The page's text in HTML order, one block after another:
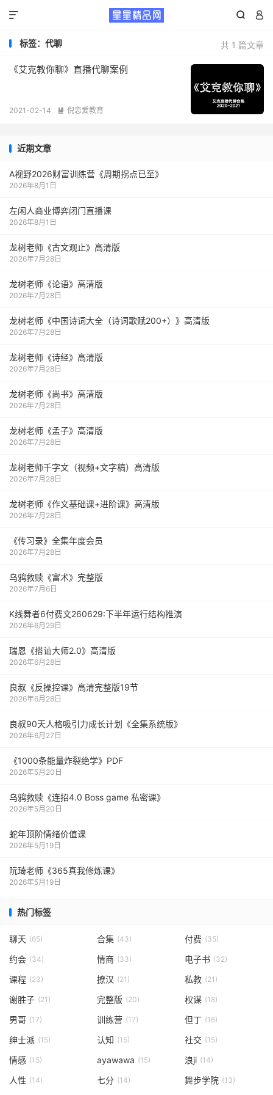
 

共 1 篇文章
标签：代聊
《艾克教你聊》直播代聊案例
2021-02-14  倪恋爱教育
近期文章
A视野2026财富训练营《周期拐点已至》
2026年8月1日
左闲人商业博弈闭门直播课
2026年8月1日
龙树老师《古文观止》高清版
2026年7月28日
龙树老师《论语》高清版
2026年7月28日
龙树老师《中国诗词大全（诗词歌赋200+）》高清版
2026年7月28日
龙树老师《诗经》高清版
2026年7月28日
龙树老师《尚书》高清版
2026年7月28日
龙树老师《孟子》高清版
2026年7月28日
龙树老师千字文（视频+文字稿）高清版
2026年7月28日
龙树老师《作文基础课+进阶课》高清版
2026年7月28日
《传习录》全集年度会员
2026年7月28日
乌鸦救赎《富术》完整版
2026年7月6日
K线舞者6付费文260629:下半年运行结构推演
2026年6月29日
瑞恩《搭讪大师2.0》高清版
2026年6月28日
良叔《反操控课》高清完整版19节
2026年6月28日
良叔90天人格吸引力成长计划《全集系统版》
2026年6月27日
《1000‮能条‬‎量‮裂炸‬‎绝学》PDF
2026年5月20日
乌鸦救赎《连招4.0 Boss game 私密课》
2026年5月20日
蛇年顶阶情绪价值课
2026年5月19日
阮琦老师《365真我修炼课》
2026年5月19日
热门标签
聊天 (65) 合集 (43) 付费 (35)
约会 (34) 情商 (33) 电子书 (32)
课程 (23) 撩汉 (21) 私教 (21)
谢胜子 (21) 完整版 (20) 权谋 (18)
男哥 (17) 训练营 (17) 但丁 (16)
绅士派 (15) 认知 (15) 社交 (15)
情感 (15) ayawawa (15) 浪ji (14)
人性 (14) 七分 (14) 舞步学院 (13)